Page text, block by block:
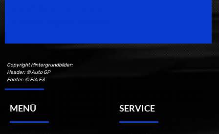
Copyright Hintergrundbilder:
Header: © Auto GP
Footer: © FIA F3
MENÜ SERVICE